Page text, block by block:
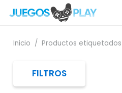
Inicio / Productos etiquetados
FILTROS